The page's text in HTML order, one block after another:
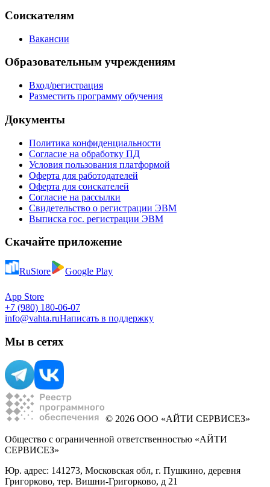
Соискателям
Вакансии
Образовательным учреждениям
Вход/регистрация
Разместить программу обучения
Документы
Политика конфиденциальности
Согласие на обработку ПД
Условия пользования платформой
Оферта для работодателей
Оферта для соискателей
Согласие на рассылки
Свидетельство о регистрации ЭВМ
Выписка гос. регистрации ЭВМ
Скачайте приложение
RuStore Google Play
App Store
+7 (980) 180-06-07
info@vahta.ruНаписать в поддержку
Мы в сетях
© 2026 ООО «АЙТИ СЕРВИСЕЗ»
Общество с ограниченной ответственностью «АЙТИ
СЕРВИСЕЗ»
Юр. адрес: 141273, Московская обл, г. Пушкино, деревня
Григорково, тер. Вишни-Григорково, д 21